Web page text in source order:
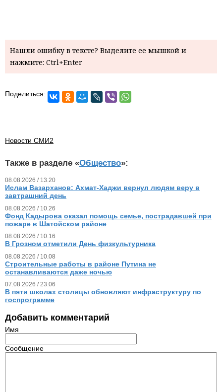
Нашли ошибку в тексте? Выделите ее мышкой и
нажмите: Ctrl+Enter
Поделиться:
Новости СМИ2
Также в разделе «Общество»:
08.08.2026 / 13.20
Ислам Вазарханов: Ахмат-Хаджи вернул людям веру в
завтрашний день
08.08.2026 / 10.26
Фонд Кадырова оказал помощь семье, пострадавшей при
пожаре в Шатойском районе
08.08.2026 / 10.16
В Грозном отметили День физкультурника
08.08.2026 / 10.08
Строительные работы в районе Путина не
останавливаются даже ночью
07.08.2026 / 23.06
В пяти школах столицы обновляют инфраструктуру по
госпрограмме
Добавить комментарий
Имя
Сообщение